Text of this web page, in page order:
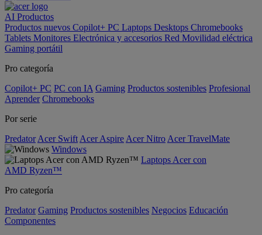
AI Productos
Productos nuevos Copilot+ PC Laptops Desktops Chromebooks
Tablets Monitores Electrónica y accesorios Red Movilidad eléctrica
Gaming portátil
Pro categoría
Copilot+ PC PC con IA Gaming Productos sostenibles Profesional
Aprender Chromebooks
Por serie
Predator Acer Swift Acer Aspire Acer Nitro Acer TravelMate
Windows
Laptops Acer con
AMD Ryzen™
Pro categoría
Predator Gaming Productos sostenibles Negocios Educación
Componentes